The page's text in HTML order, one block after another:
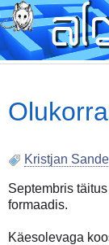
Skip
to
main
content
Kristjan
Septembris
formaadis.
Käesolevaga